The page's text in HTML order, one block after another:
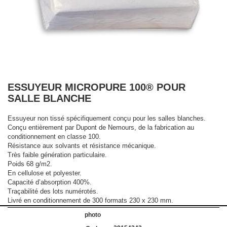
ESSUYEUR MICROPURE 100® POUR
SALLE BLANCHE
Essuyeur non tissé spécifiquement conçu pour les salles blanches.
Conçu entièrement par Dupont de Nemours, de la fabrication au
conditionnement en classe 100.
Résistance aux solvants et résistance mécanique.
Très faible génération particulaire.
Poids 68 g/m2.
En cellulose et polyester.
Capacité d’absorption 400%.
Traçabilité des lots numérotés.
Livré en conditionnement de 300 formats 230 x 230 mm.